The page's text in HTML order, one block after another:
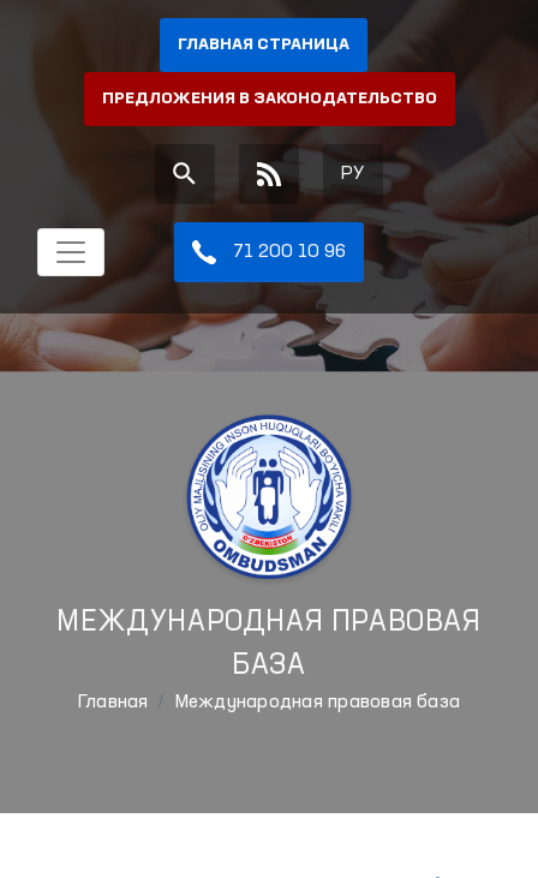
ГЛАВНАЯ СТРАНИЦА
ПРЕДЛОЖЕНИЯ В ЗАКОНОДАТЕЛЬСТВО
РУ
71 200 10 96
МЕЖДУНАРОДНАЯ ПРАВОВАЯ
БАЗА
Главная Международная правовая база